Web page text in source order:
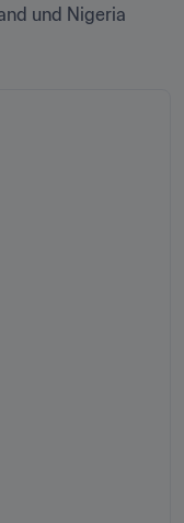
und Nigeria